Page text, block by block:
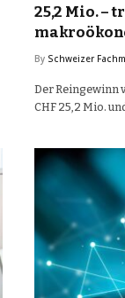
25,2 Mio. –
By Schweizer
Der Reingewinn
CHF 25,2 Mio.